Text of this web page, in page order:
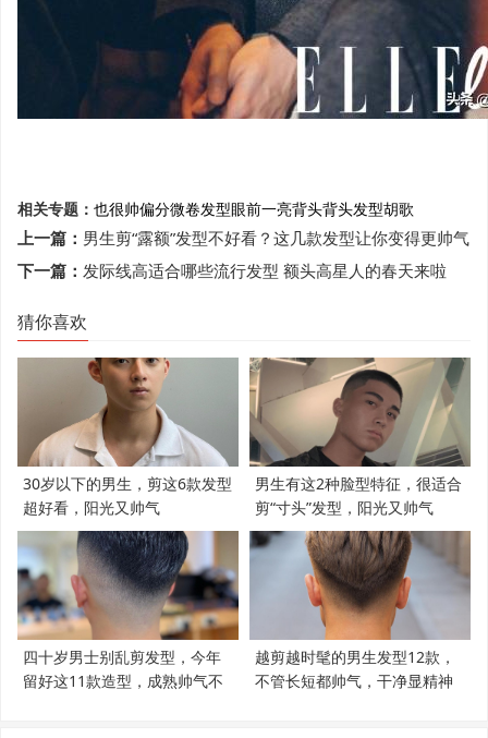
相关专题： 也很帅偏分微卷发型眼前一亮背头背头发型胡歌
上一篇： 男生剪“露额”发型不好看？这几款发型让你变得更帅气
下一篇： 发际线高适合哪些流行发型 额头高星人的春天来啦
猜你喜欢
30岁以下的男生，剪这6款发型
超好看，阳光又帅气
男生有这2种脸型特征，很适合
剪“寸头”发型，阳光又帅气
四十岁男士别乱剪发型，今年
留好这11款造型，成熟帅气不
越剪越时髦的男生发型12款，
不管长短都帅气，干净显精神